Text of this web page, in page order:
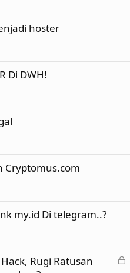
hoster
Di DWH!
Cryptomus.com
my.id Di telegram..?
L
Rugi Ratusan